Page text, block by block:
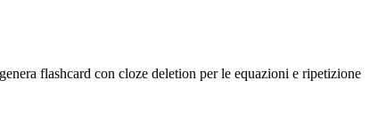
flashcard con cloze deletion per le equazioni e ripetizione